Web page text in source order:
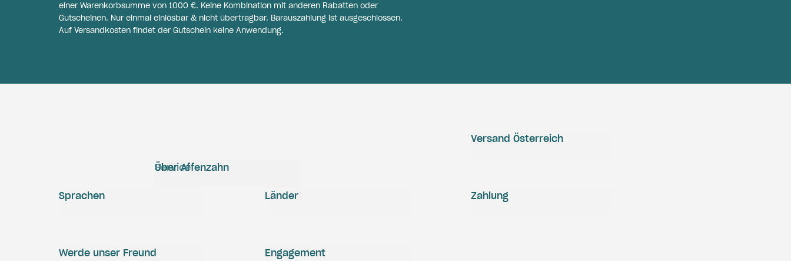
einer Warenkorbsumme von 1000 €. Keine Kombination mit anderen Rabatten oder
Gutscheinen. Nur einmal einlösbar & nicht übertragbar. Barauszahlung ist ausgeschlossen.
Auf Versandkosten findet der Gutschein keine Anwendung.
Service
Über Affenzahn
Versand Österreich
Zahlung
Engagement
Werde unser Freund
Sprachen Länder